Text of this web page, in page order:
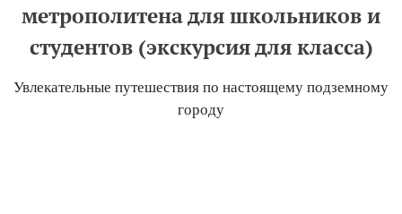
метрополитена для школьников и
студентов (экскурсия для класса)
Увлекательные путешествия по настоящему подземному
городу